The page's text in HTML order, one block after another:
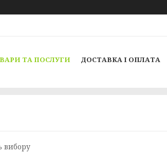
ТА ПОСЛУГИ ДОСТАВКА І ОПЛАТА
вибору